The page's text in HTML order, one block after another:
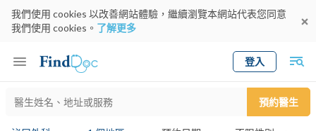
我們使用 cookies 以改善網站體驗，繼續瀏覽本網站代表您同意
我們使用 cookies。 了解更多
登入
Keyword 預約醫生